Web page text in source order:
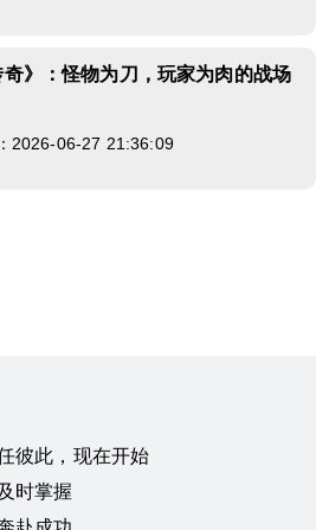
奇》：怪物为刀，玩家为肉的战场
2026-06-27 21:36:09
彼此，现在开始
时掌握